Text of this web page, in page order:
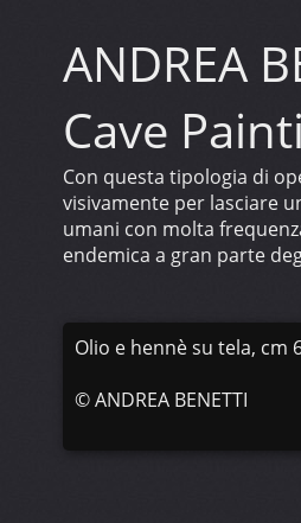
ANDREA
Cave
Con questa tipologia di
visivamente per lasciare
umani con molta
endemica a gran parte
Olio e hennè su tela, cm
©ANDREA BENETTI